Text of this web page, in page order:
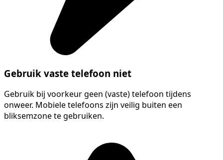
Gebruik vaste telefoon niet
Gebruik bij voorkeur geen (vaste) telefoon tijdens
onweer. Mobiele telefoons zijn veilig buiten een
bliksemzone te gebruiken.